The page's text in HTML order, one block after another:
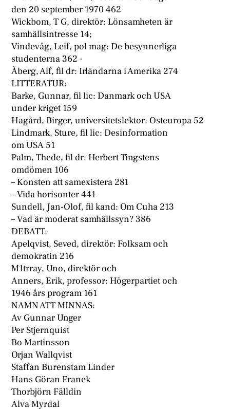
den 20 september 1970 462
Wickbom, T G, direktör: Lönsamheten är
samhällsintresse 14;
Vindevåg, Leif, pol mag: De besynnerliga
studenterna 362 ·
Åberg, Alf, fil dr: Irländarna i Amerika 274
LITTERATUR:
Barke, Gunnar, fil lic: Danmark och USA
under kriget 159
Hagård, Birger, universitetslektor: Osteuropa 52
Lindmark, Sture, fil lic: Desinformation
om USA 51
Palm, Thede, fil dr: Herbert Tingstens
omdömen 106
– Konsten att samexistera 281
– Vida horisonter 441
Sundell, Jan-Olof, fil kand: Om Cuha 213
– Vad är moderat samhällssyn? 386
DEBATT:
Apelqvist, Seved, direktör: Folksam och
demokratin 216
M1trray, Uno, direktör och
Anners, Erik, professor: Högerpartiet och
1946 års program 161
NAMN ATT MINNAS:
Av Gunnar Unger
Per Stjernquist
Bo Martinsson
Orjan Wallqvist
Staffan Burenstam Linder
Hans Göran Franek
Thorbjörn Fälldin
Alva Myrdal